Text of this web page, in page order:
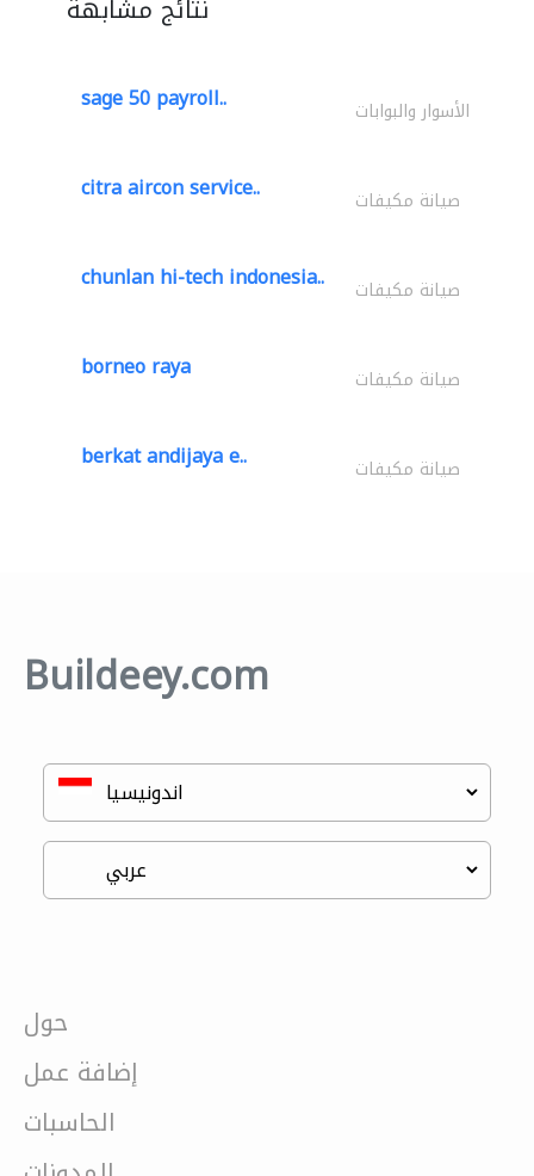
نتائج مشابهة
sage 50 payroll.. الأسوار والبوابات
citra aircon service.. صيانة مكيفات
chunlan hi-tech indonesia.. صيانة مكيفات
borneo raya صيانة مكيفات
berkat andijaya e.. صيانة مكيفات
Buildeey.com
حول
إضافة عمل
الحاسبات